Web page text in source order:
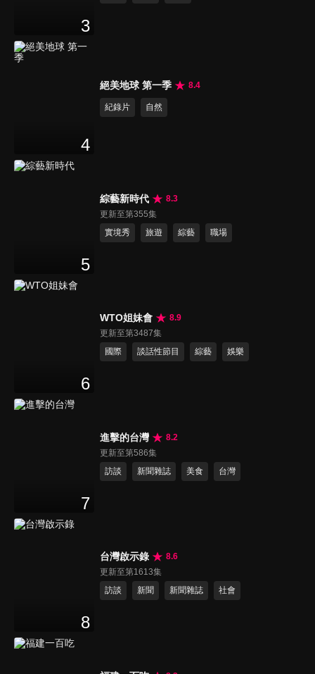
3
4
絕美地球 第一季 8.4
紀錄片 自然
5
綜藝新時代
8.3
更新至第355集
實境秀
旅遊 綜藝 職場
6
WTO姐妹會
8.9
更新至第3487集
國際
談話性節目 綜藝 娛樂
7
進擊的台灣
8.2
更新至第586集
訪談
新聞雜誌 美食 台灣
8
台灣啟示錄
8.6
更新至第1613集
訪談
新聞 新聞雜誌 社會